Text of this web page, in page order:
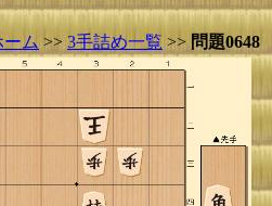
ーム >> 3手詰め一覧 >> 問題0648